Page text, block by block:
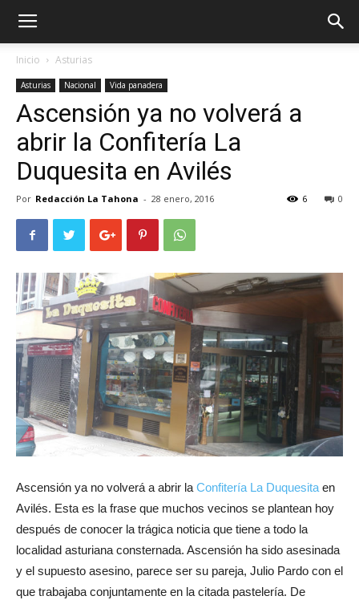
Inicio Asturias
Asturias Nacional Vida panadera
Ascensión ya no volverá a
abrir la Confitería La
Duquesita en Avilés
Por Redacción La Tahona - 28 enero, 2016 0
6
Ascensión ya no volverá a abrir la Confitería La Duquesita en
Avilés. Esta es la frase que muchos vecinos se plantean hoy
después de conocer la trágica noticia que tiene a todo la
localidad asturiana consternada. Ascensión ha sido asesinada
y el supuesto asesino, parece ser su pareja, Julio Pardo con el
que trabajaba conjuntamente en la citada pastelería. De